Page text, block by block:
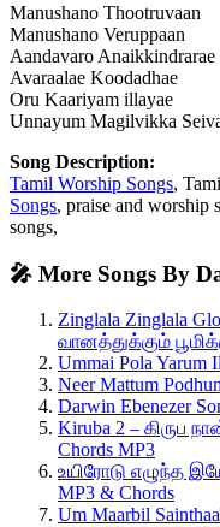
Manushano Thootruvaan
Manushano Veruppaan
Aandavaro Anaikkindrarae
Avaraalae Koodadhae
Oru Kaariyam illayae
Unnayum Magilvikka
Song Description:
Tamil Worship Songs,
Songs, praise and worship
songs,
🎤 More Songs By
Zinglala Zinglala
வானத்துக்கும்
Ummai Pola
Neer Mattum
Darwin Ebenezer
Kiruba 2 – கிருப
Chords MP3
உயிரோடு எழுந்த
MP3 & Chords
Um Maarbil